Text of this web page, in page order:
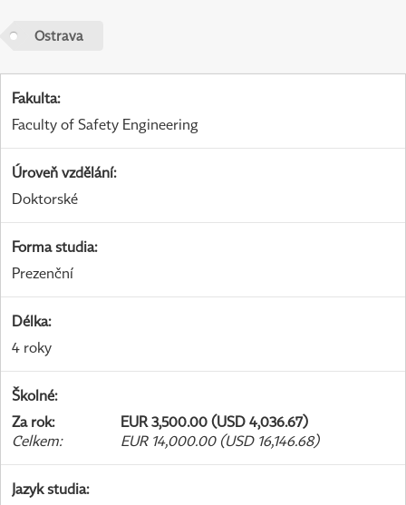
Ostrava
Fakulta:
Faculty of Safety Engineering
Úroveň vzdělání:
Doktorské
Forma studia:
Prezenční
Délka:
4 roky
Školné:
Za rok:
EUR 3,500.00 (USD 4,036.67)
Celkem: EUR 14,000.00 (USD 16,146.68)
Jazyk studia: